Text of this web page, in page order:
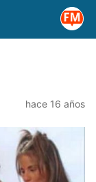
hace 16 años